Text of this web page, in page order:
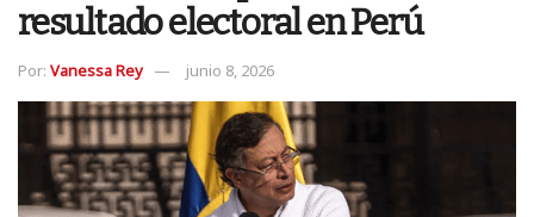
resultado electoral en Perú
Por: Vanessa Rey junio 8, 2026